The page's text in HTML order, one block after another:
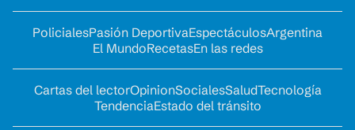
PolicialesPasión DeportivaEspectáculosArgentina
El MundoRecetasEn las redes
Cartas del lectorOpinionSocialesSaludTecnología
TendenciaEstado del tránsito